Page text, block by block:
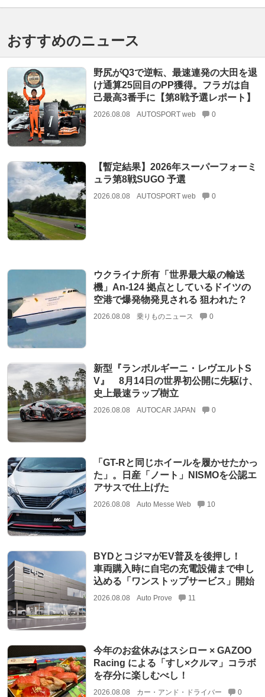
おすすめのニュース
野尻がQ3で逆転、最速連発の大田を退
け通算25回目のPP獲得。フラガは自
己最高3番手に【第8戦予選レポート】
2026.08.08 AUTOSPORT web 0
【暫定結果】2026年スーパーフォーミ
ュラ第8戦SUGO 予選
2026.08.08 AUTOSPORT web 0
ウクライナ所有「世界最大級の輸送
機」An-124 拠点としているドイツの
空港で爆発物発見される 狙われた？
2026.08.08 乗りものニュース 0
新型『ランボルギーニ・レヴエルトS
V』 8月14日の世界初公開に先駆け、
史上最速ラップ樹立
2026.08.08 AUTOCAR JAPAN 0
「GT-Rと同じホイールを履かせたかっ
た」。日産「ノート」NISMOを公認エ
アサスで仕上げた
2026.08.08 Auto Messe Web 10
BYDとコジマがEV普及を後押し！
車両購入時に自宅の充電設備まで申し
込める「ワンストップサービス」開始
2026.08.08 Auto Prove 11
今年のお盆休みはスシロー × GAZOO
Racing による「すし×クルマ」コラボ
を存分に楽しむべし！
2026.08.08 カー・アンド・ドライバー 0